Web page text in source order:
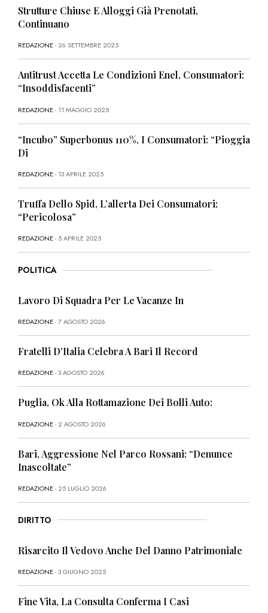
Strutture Chiuse E Alloggi Già Prenotati,
Continuano
REDAZIONE- 26 SETTEMBRE 2025
Antitrust Accetta Le Condizioni Enel, Consumatori:
“Insoddisfacenti”
REDAZIONE- 11 MAGGIO 2025
“Incubo” Superbonus 110%, I Consumatori: “Pioggia
Di
REDAZIONE- 13 APRILE 2025
Truffa Dello Spid, L’allerta Dei Consumatori:
“Pericolosa”
REDAZIONE- 5 APRILE 2025
POLITICA
Lavoro Di Squadra Per Le Vacanze In
REDAZIONE- 7 AGOSTO 2026
Fratelli D’Italia Celebra A Bari Il Record
REDAZIONE- 3 AGOSTO 2026
Puglia, Ok Alla Rottamazione Dei Bolli Auto:
REDAZIONE- 2 AGOSTO 2026
Bari, Aggressione Nel Parco Rossani: “Denunce
Inascoltate”
REDAZIONE- 25 LUGLIO 2026
DIRITTO
Risarcito Il Vedovo Anche Del Danno Patrimoniale
REDAZIONE- 3 GIUGNO 2025
Fine Vita, La Consulta Conferma I Casi